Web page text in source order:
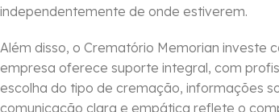
independentemente de onde estiverem.
Além disso, o Crematório Memorian investe
empresa oferece suporte integral, com
escolha do tipo de cremação, informações
comunicação clara e empática reflete o